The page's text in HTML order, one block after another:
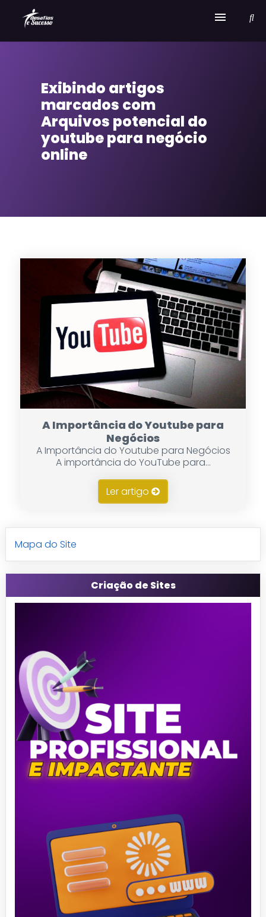
Serviços
Sobre Desafios e Sucesso
Exibindo artigos
marcados com
Arquivos potencial do
youtube para negócio
online
A Importância do Youtube para
Negócios
A Importância do Youtube para Negócios
A importância do YouTube para...
Ler artigo
Mapa do Site
Criação de Sites